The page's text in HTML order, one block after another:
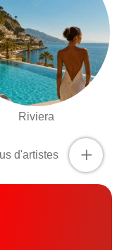
Riviera
+
d'artistes